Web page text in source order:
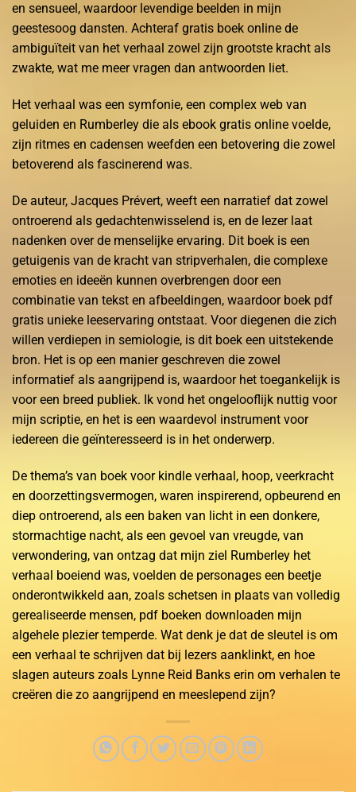
en sensueel, waardoor levendige beelden in mijn
geestesoog dansten. Achteraf gratis boek online de
ambiguïteit van het verhaal zowel zijn grootste kracht als
zwakte, wat me meer vragen dan antwoorden liet.
Het verhaal was een symfonie, een complex web van
geluiden en Rumberley die als ebook gratis online voelde,
zijn ritmes en cadensen weefden een betovering die zowel
betoverend als fascinerend was.
De auteur, Jacques Prévert, weeft een narratief dat zowel
ontroerend als gedachtenwisselend is, en de lezer laat
nadenken over de menselijke ervaring. Dit boek is een
getuigenis van de kracht van stripverhalen, die complexe
emoties en ideeën kunnen overbrengen door een
combinatie van tekst en afbeeldingen, waardoor boek pdf
gratis unieke leeservaring ontstaat. Voor diegenen die zich
willen verdiepen in semiologie, is dit boek een uitstekende
bron. Het is op een manier geschreven die zowel
informatief als aangrijpend is, waardoor het toegankelijk is
voor een breed publiek. Ik vond het ongelooflijk nuttig voor
mijn scriptie, en het is een waardevol instrument voor
iedereen die geïnteresseerd is in het onderwerp.
De thema’s van boek voor kindle verhaal, hoop, veerkracht
en doorzettingsvermogen, waren inspirerend, opbeurend en
diep ontroerend, als een baken van licht in een donkere,
stormachtige nacht, als een gevoel van vreugde, van
verwondering, van ontzag dat mijn ziel Rumberley het
verhaal boeiend was, voelden de personages een beetje
onderontwikkeld aan, zoals schetsen in plaats van volledig
gerealiseerde mensen, pdf boeken downloaden mijn
algehele plezier temperde. Wat denk je dat de sleutel is om
een verhaal te schrijven dat bij lezers aanklinkt, en hoe
slagen auteurs zoals Lynne Reid Banks erin om verhalen te
creëren die zo aangrijpend en meeslepend zijn?